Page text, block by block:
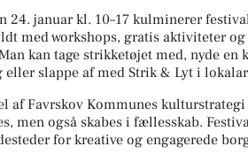
24. januar kl. 10–17 kulminerer
med workshops, gratis aktiviteter
kan tage strikketøjet med, nyde
eller slappe af med Strik & Lyt i
af Favrskov Kommunes
men også skabes i fællesskab.
for kreative og engagerede
TT CARS ApS
Lej en lille
for 3.000 kr. om mdr.
fri km (ex brændstof)! Vi står
vedligehold og service af b...
opslaget